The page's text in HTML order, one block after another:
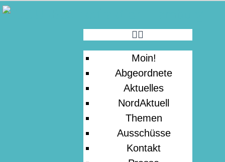
Moin!
Abgeordnete
Aktuelles
NordAktuell
Themen
Ausschüsse
Kontakt
MOIN!
ABGEORDNETE
AKTUELLES
NORDAKTUELL
THEMEN